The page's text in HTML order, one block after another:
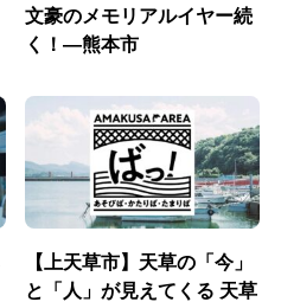
文豪のメモリアルイヤー続
く！―熊本市
【上天草市】天草の「今」
と「人」が見えてくる 天草